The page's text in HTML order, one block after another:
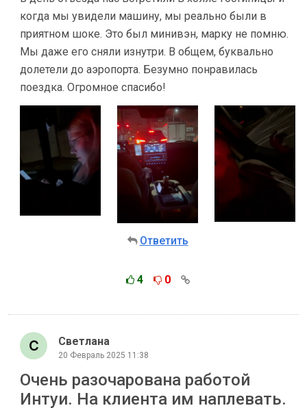
когда мы увидели машину, мы реально были в
приятном шоке. Это был минивэн, марку не помню.
Мы даже его сняли изнутри. В общем, буквально
долетели до аэропорта. Безумно понравилась
поездка. Огромное спасибо!
Ответить
4 0
Светлана
20 Февраль 2025 11:38
Очень разочарована работой
Интуи. На клиента им наплевать.